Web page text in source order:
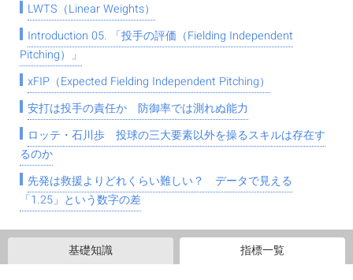
LWTS（Linear Weights）
Introduction 05. 「投手の評価（Fielding Independent
Pitching）」
xFIP（Expected Fielding Independent Pitching）
安打は投手の責任か 防御率では測れぬ能力
ロッテ・石川歩 投球の三大要素以外を操るスキルは存在す
るのか
先発は救援よりどれくらい難しい？ データで見える
「1.25」という数字の差
基礎知識 指標一覧